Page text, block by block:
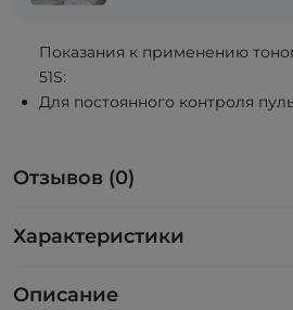
Показания к применению
51S:
Для постоянного контроля
Отзывов (0)
Характеристики
Описание